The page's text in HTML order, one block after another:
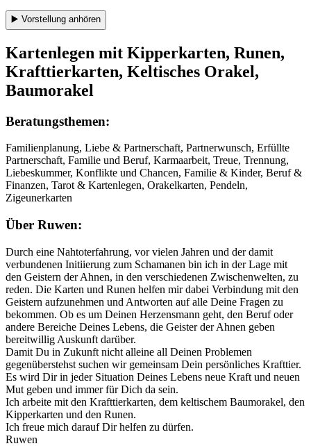
▶️ Vorstellung anhören
Kartenlegen mit Kipperkarten, Runen,
Krafttierkarten, Keltisches Orakel,
Baumorakel
Beratungsthemen:
Familienplanung, Liebe & Partnerschaft, Partnerwunsch, Erfüllte
Partnerschaft, Familie und Beruf, Karmaarbeit, Treue, Trennung,
Liebeskummer, Konflikte und Chancen, Familie & Kinder, Beruf &
Finanzen, Tarot & Kartenlegen, Orakelkarten, Pendeln,
Zigeunerkarten
Über Ruwen:
Durch eine Nahtoterfahrung, vor vielen Jahren und der damit
verbundenen Initiierung zum Schamanen bin ich in der Lage mit
den Geistern der Ahnen, in den verschiedenen Zwischenwelten, zu
reden. Die Karten und Runen helfen mir dabei Verbindung mit den
Geistern aufzunehmen und Antworten auf alle Deine Fragen zu
bekommen. Ob es um Deinen Herzensmann geht, den Beruf oder
andere Bereiche Deines Lebens, die Geister der Ahnen geben
bereitwillig Auskunft darüber.
Damit Du in Zukunft nicht alleine all Deinen Problemen
gegenüberstehst suchen wir gemeinsam Dein persönliches Krafttier.
Es wird Dir in jeder Situation Deines Lebens neue Kraft und neuen
Mut geben und immer für Dich da sein.
Ich arbeite mit den Krafttierkarten, dem keltischem Baumorakel, den
Kipperkarten und den Runen.
Ich freue mich darauf Dir helfen zu dürfen.
Ruwen